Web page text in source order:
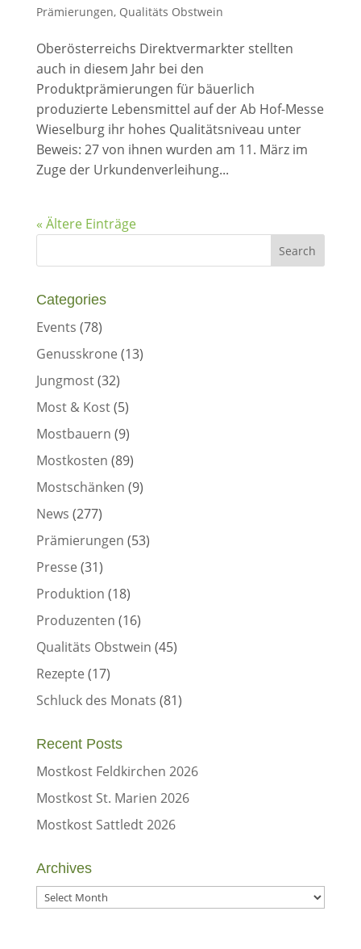
Prämierungen, Qualitäts Obstwein
Oberösterreichs Direktvermarkter stellten
auch in diesem Jahr bei den
Produktprämierungen für bäuerlich
produzierte Lebensmittel auf der Ab Hof-Messe
Wieselburg ihr hohes Qualitätsniveau unter
Beweis: 27 von ihnen wurden am 11. März im
Zuge der Urkundenverleihung...
« Ältere Einträge
Categories
Events (78)
Genusskrone (13)
Jungmost(32)
Most & Kost(5)
Mostbauern (9)
Mostkosten (89)
Mostschänken (9)
News (277)
Prämierungen (53)
Presse (31)
Produktion (18)
Produzenten (16)
Qualitäts Obstwein (45)
Rezepte (17)
Schluck des Monats (81)
Recent Posts
Mostkost Feldkirchen 2026
Mostkost St. Marien 2026
Mostkost Sattledt 2026
Archives
Archives